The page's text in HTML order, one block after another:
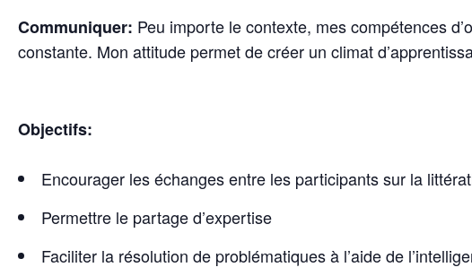
Communiquer: Peu importe le contexte, mes compétences
constante. Mon attitude permet de créer un climat
Objectifs:
Encourager les échanges entre les participants sur la
Permettre le partage d’expertise
Faciliter la résolution de problématiques à l’aide de